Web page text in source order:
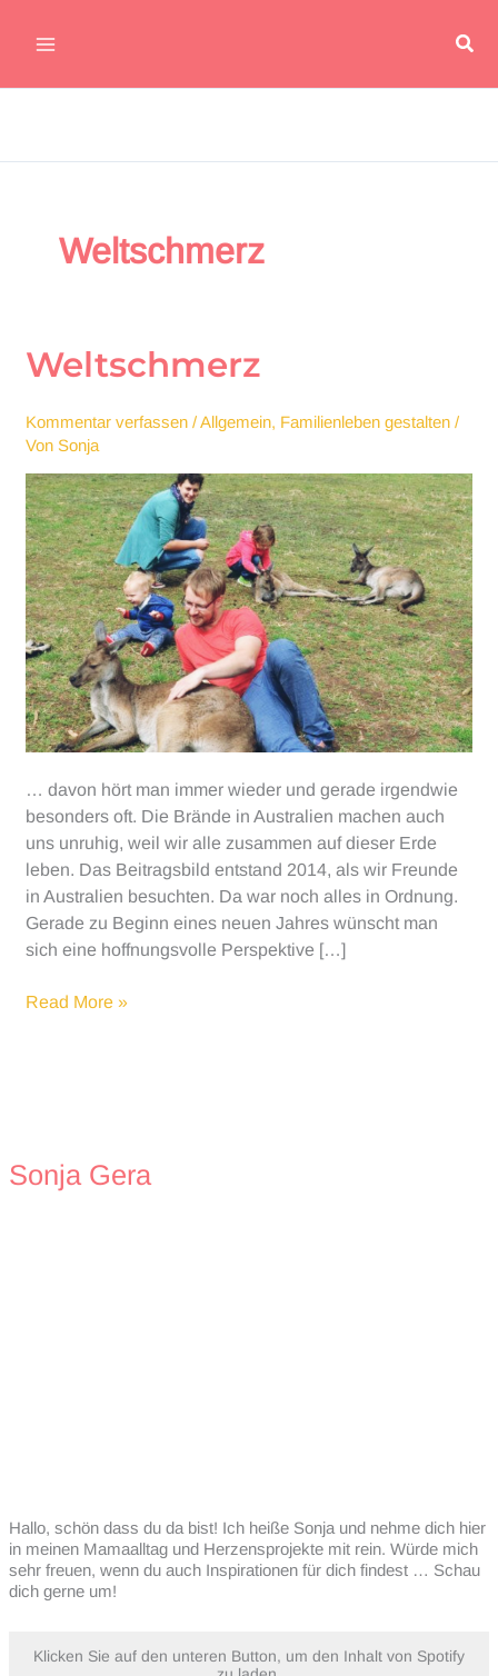
Inhalt
Weltschmerz
Weltschmerz
Kommentar verfassen /Allgemein, Familienleben gestalten /
VonSonja
… davon hört man immer wieder und gerade irgendwie
besonders oft. Die Brände in Australien machen auch
uns unruhig, weil wir alle zusammen auf dieser Erde
leben. Das Beitragsbild entstand 2014, als wir Freunde
in Australien besuchten. Da war noch alles in Ordnung.
Gerade zu Beginn eines neuen Jahres wünscht man
sich eine hoffnungsvolle Perspektive […]
Weltschmerz
Read More »
Sonja Gera
Hallo, schön dass du da bist! Ich heiße Sonja und nehme dich hier
in meinen Mamaalltag und Herzensprojekte mit rein. Würde mich
sehr freuen, wenn du auch Inspirationen für dich findest … Schau
dich gerne um!
Klicken Sie auf den unteren Button, um den Inhalt von Spotify